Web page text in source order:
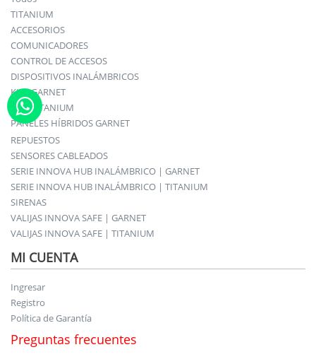
TITANIUM
ACCESORIOS
COMUNICADORES
CONTROL DE ACCESOS
DISPOSITIVOS INALÁMBRICOS
KITS GARNET
KITS TITANIUM
PANELES HÍBRIDOS GARNET
REPUESTOS
SENSORES CABLEADOS
SERIE INNOVA HUB INALÁMBRICO | GARNET
SERIE INNOVA HUB INALÁMBRICO | TITANIUM
SIRENAS
VALIJAS INNOVA SAFE | GARNET
VALIJAS INNOVA SAFE | TITANIUM
MI CUENTA
Ingresar
Registro
Política de Garantía
Preguntas frecuentes